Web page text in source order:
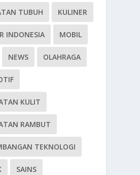
TUBUH KULINER
INDONESIA MOBIL
NEWS OLAHRAGA
KULIT
RAMBUT
TEKNOLOGI
SAINS